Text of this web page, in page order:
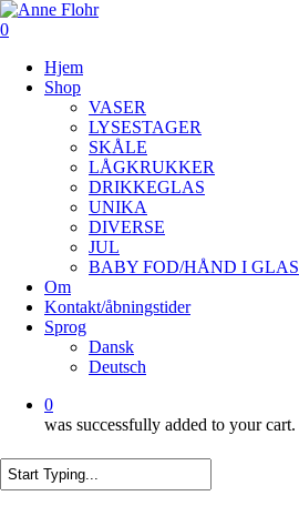
Skip
to
content
0
Hjem
Shop
VASER
LYSESTAGER
SKÅLE
LÅGKRUKKER
DRIKKEGLAS
UNIKA
DIVERSE
JUL
BABY FOD/HÅND I GLAS
Om
Kontakt/åbningstider
Sprog
Dansk
Deutsch
0
was successfully added to your cart.